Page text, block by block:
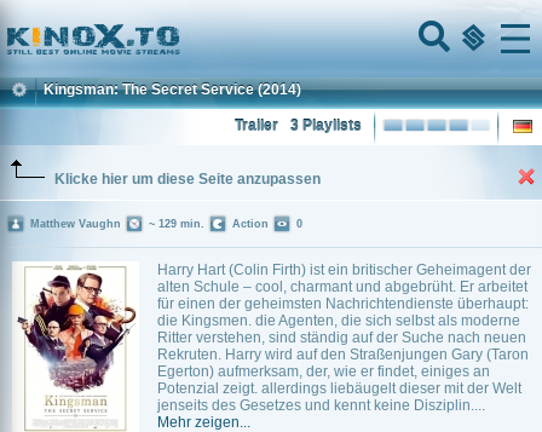
Home
Menu
Kingsman: The Secret Service (2014)
3 Playlists
Trailer
Klicke hier um diese Seite anzupassen
Harry Hart (Colin Firth) ist ein britischer Geheimagent der
alten Schule – cool, charmant und abgebrüht. Er arbeitet
für einen der geheimsten Nachrichtendienste überhaupt:
die Kingsmen. die Agenten, die sich selbst als moderne
Ritter verstehen, sind ständig auf der Suche nach neuen
Rekruten. Harry wird auf den Straßenjungen Gary (Taron
Egerton) aufmerksam, der, wie er findet, einiges an
Potenzial zeigt. allerdings liebäugelt dieser mit der Welt
jenseits des Gesetzes und kennt keine Disziplin....
Mehr zeigen...
Matthew Vaughn ~ 129 min. Action 0